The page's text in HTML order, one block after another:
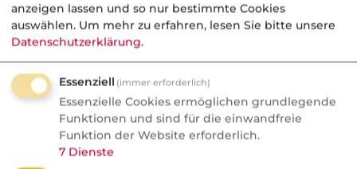
Nachrichten
Sorgen um Deutschlands
Kreditwürdigkeit
Die Bundesrepublik gehört zu den rund
einem Dutzend Staaten weltweit, denen
die Ratingagenturen mit der Bestnote
AAA höchste Zahlungsfähigkeit
anzeigen lassen und so nur bestimmte Cookies
auswählen. Um mehr zu erfahren, lesen Sie bitte unsere
Datenschutzerklärung.
Essenziell (immer erforderlich)
Essenzielle Cookies ermöglichen grundlegende
Funktionen und sind für die einwandfreie
Funktion der Website erforderlich.
7 Dienste